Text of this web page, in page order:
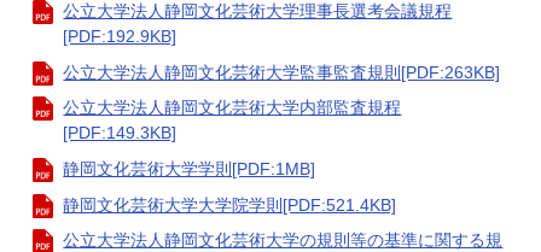
公立大学法人静岡文化芸術大学理事長選考会議規程
[PDF:192.9KB]
公立大学法人静岡文化芸術大学監事監査規則[PDF:263KB]
公立大学法人静岡文化芸術大学内部監査規程
[PDF:149.3KB]
静岡文化芸術大学学則[PDF:1MB]
静岡文化芸術大学大学院学則[PDF:521.4KB]
公立大学法人静岡文化芸術大学の規則等の基準に関する規